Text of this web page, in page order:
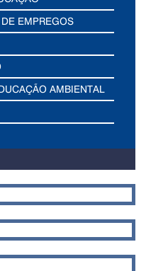
EMPREGOS
AMBIENTAL